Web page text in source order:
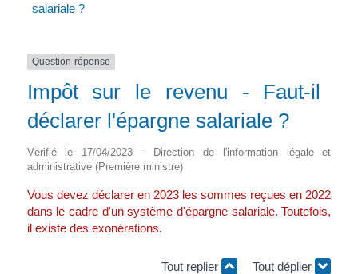
salariale ?
Question-réponse
Impôt sur le revenu - Faut-il
déclarer l'épargne salariale ?
Vérifié le 17/04/2023 - Direction de l'information légale et
administrative (Première ministre)
Vous devez déclarer en 2023 les sommes reçues en 2022
dans le cadre d'un système d'épargne salariale. Toutefois,
il existe des exonérations.
Tout replier Tout déplier